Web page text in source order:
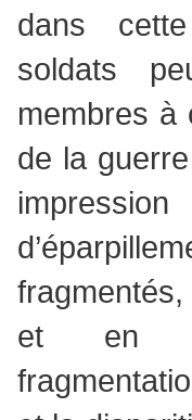
dans
soldats
membres à
de la
et en